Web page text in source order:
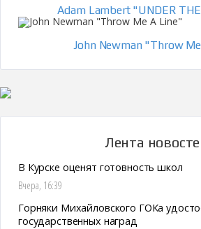
Adam Lambert "UNDER
John Newman "Throw
Лента
В Курске оценят готовность школ
Вчера, 16:39
Горняки Михайловского ГОКа
государственных наград